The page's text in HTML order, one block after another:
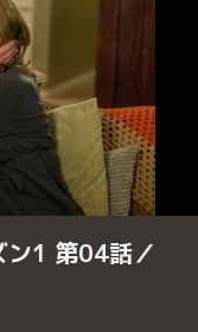
ン1 第04話／